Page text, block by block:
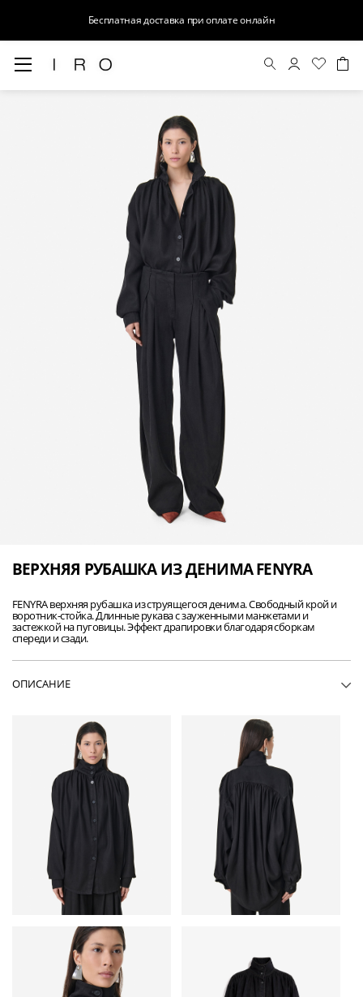
Бесплатная доставка при оплате онлайн
ВЕРХНЯЯ РУБАШКА ИЗ ДЕНИМА FENYRA
FENYRA верхняя рубашка из струящегося денима. Свободный крой и
воротник-стойка. Длинные рукава с зауженными манжетами и
застежкой на пуговицы. Эффект драпировки благодаря сборкам
спереди и сзади.
ОПИСАНИЕ
• Верхняя рубашка из струящегося денима
• Свободный крой
• Воротник-стойка
• Сборки спереди и сзади, создающие эффект драпировки
• Зауженные манжеты с застежкой на пуговицы
• Застегивается на пуговицы спереди
• Основной материал: 100% тенсел
• Сделано в Турции
Рост модели — 178 см, размер на модели — 36 (FR).